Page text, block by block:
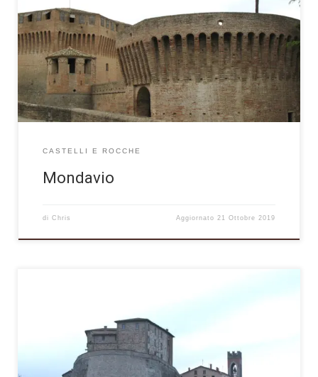
dei fiumi Metauro e Cesano, con ampie visuali che spaziano
dall’appennino alla costa, Mondavio si erge maestoso con il
suo indubbio fascino rinascimentale, dominando il circondario
dall’alto delle sue torri, tra cui spicca la meravigliosa Rocca
Roveresca, e dei […]
CASTELLI E ROCCHE
Mondavio
di Chris Aggiornato21 Ottobre 2019
Abbarbicato su di un imponente sperone roccioso, Monte
Cerignone è un piccolo borgo di origini quattrocentesche che
conserva ancora intatta la struttura urbanistica originale, con
stretti vicoli lastricati che si inerpicano fino alla sommità del